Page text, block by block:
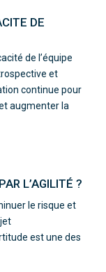
DE
de l’équipe
et
continue pour
augmenter la
L’AGILITÉ ?
le risque et
est une des